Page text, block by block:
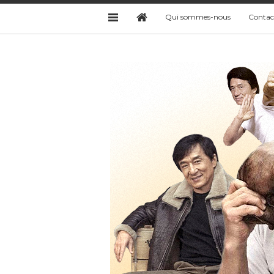
Qui sommes-nous